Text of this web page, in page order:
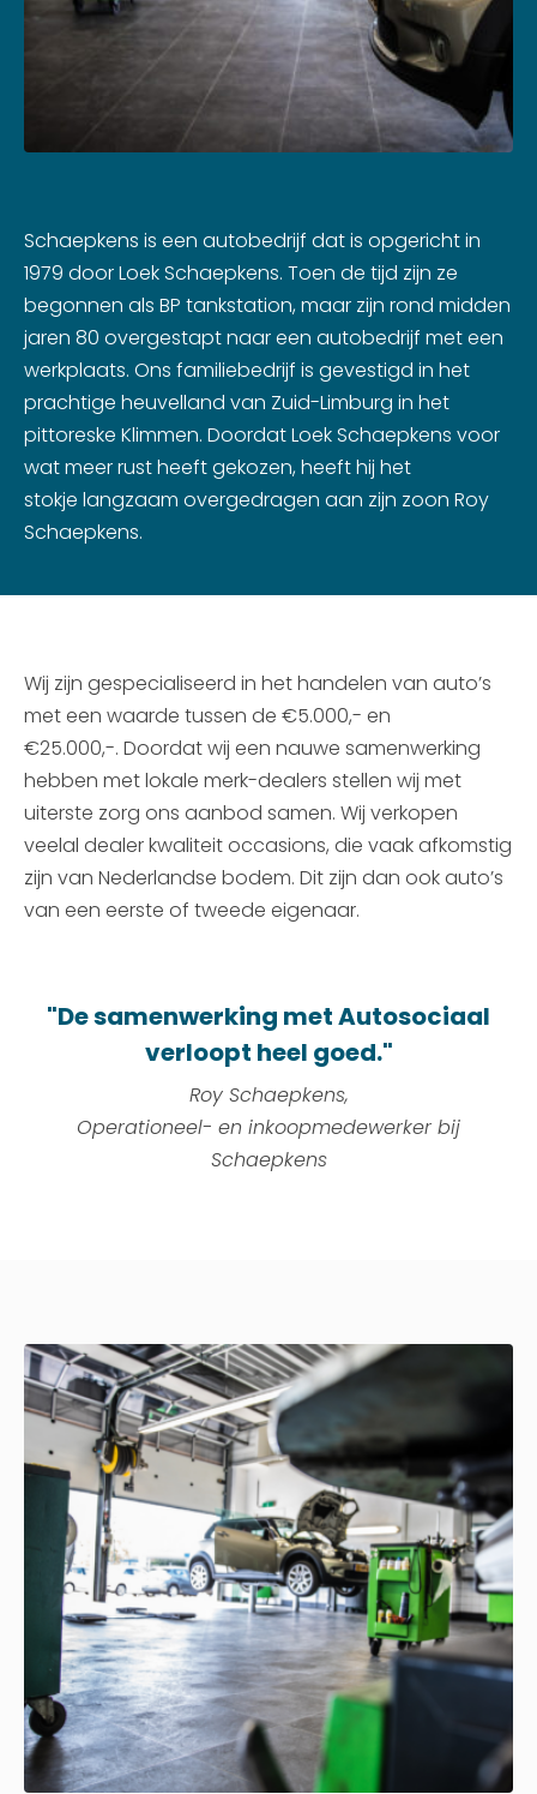
Schaepkens is een autobedrijf dat is opgericht in
1979 door Loek Schaepkens. Toen de tijd zijn ze
begonnen als BP tankstation, maar zijn rond midden
jaren 80 overgestapt naar een autobedrijf met een
werkplaats. Ons familiebedrijf is gevestigd in het
prachtige heuvelland van Zuid-Limburg in het
pittoreske Klimmen. Doordat Loek Schaepkens voor
wat meer rust heeft gekozen, heeft hij het
stokje langzaam overgedragen aan zijn zoon Roy
Schaepkens.
Wij zijn gespecialiseerd in het handelen van auto’s
met een waarde tussen de €5.000,- en
€25.000,-. Doordat wij een nauwe samenwerking
hebben met lokale merk-dealers stellen wij met
uiterste zorg ons aanbod samen. Wij verkopen
veelal dealer kwaliteit occasions, die vaak afkomstig
zijn van Nederlandse bodem. Dit zijn dan ook auto’s
van een eerste of tweede eigenaar.
"De samenwerking met Autosociaal
verloopt heel goed."
Roy Schaepkens,
Operationeel- en inkoopmedewerker bij
Schaepkens